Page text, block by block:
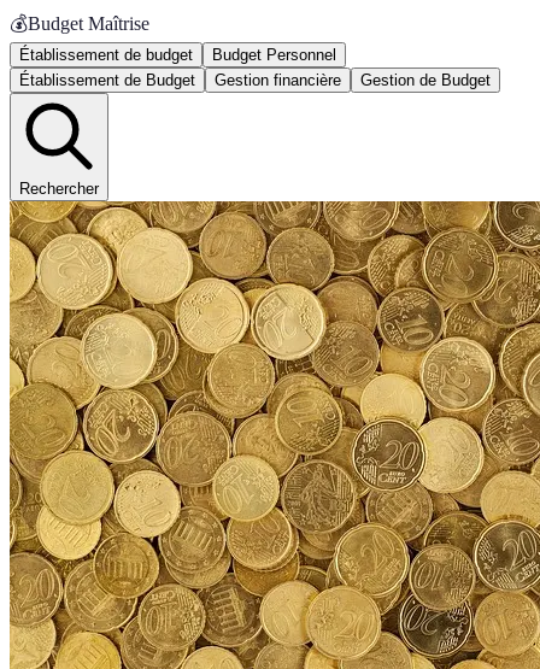
💰Budget Maîtrise
Établissement de budget
Budget Personnel
Établissement de Budget
Gestion financière Gestion de Budget
Rechercher